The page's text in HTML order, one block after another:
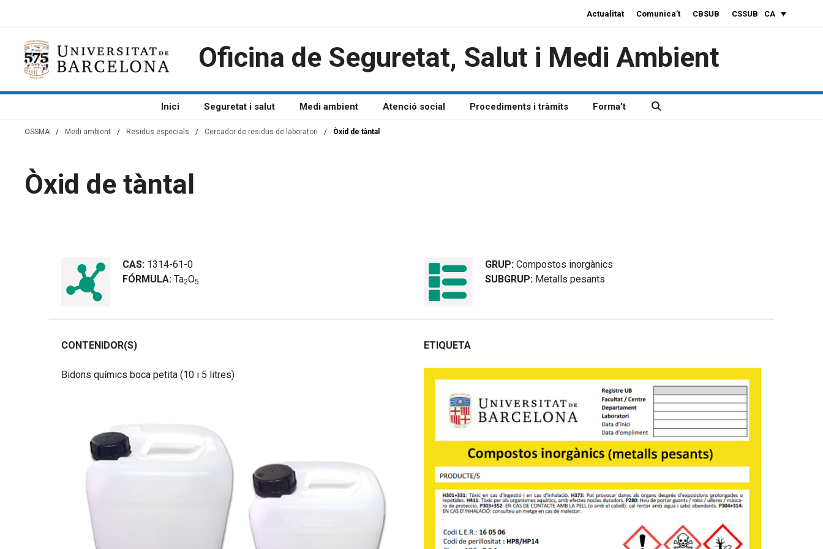
CA
Actualitat Comunica’t CBSUB CSSUB
Oficina de Seguretat, Salut i Medi Ambient
Inici Seguretat i salut Medi ambient Atenció social Procediments i tràmits Forma’t
OSSMA / Medi ambient / Residus especials / Cercador de residus de laboratori / Òxid de tàntal
Òxid de tàntal
CAS: 1314-61-0
FÓRMULA: Ta2O5
GRUP: Compostos inorgànics
SUBGRUP: Metalls pesants
CONTENIDOR(S)
Bidons químics boca petita (10 i 5 litres)
ETIQUETA